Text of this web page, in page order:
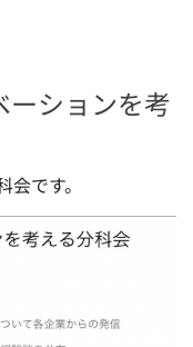
ーションを考
です。